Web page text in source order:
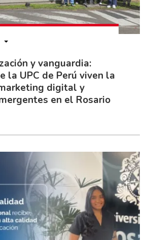
y vanguardia:
la UPC de Perú viven la
digital y
en el Rosario